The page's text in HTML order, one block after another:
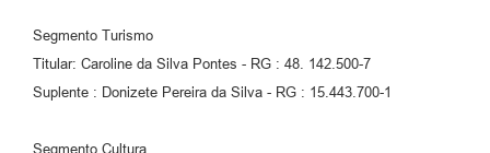
Segmento Turismo
Titular: Caroline da Silva Pontes - RG : 48. 142.500-7
Suplente : Donizete Pereira da Silva - RG : 15.443.700-1
Segmento Cultura